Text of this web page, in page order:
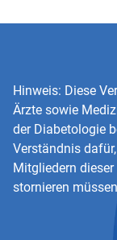
Hinweis: Diese
Ärzte sowie
der Diabetologie
Verständnis
Mitgliedern
stornieren